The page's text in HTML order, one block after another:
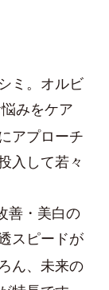
ミ。オルビ
みをケア
アプローチ
入して若々
善・美白の
スピードが
ん、未来の